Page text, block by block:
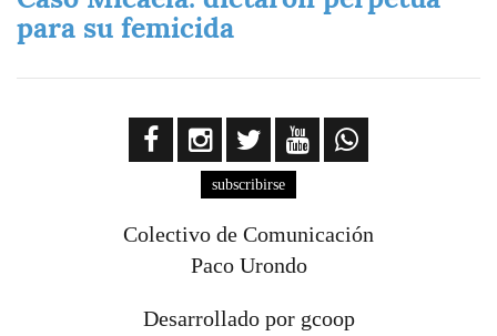
para su femicida
subscribirse
Colectivo de Comunicación
Paco Urondo
Desarrollado por gcoop